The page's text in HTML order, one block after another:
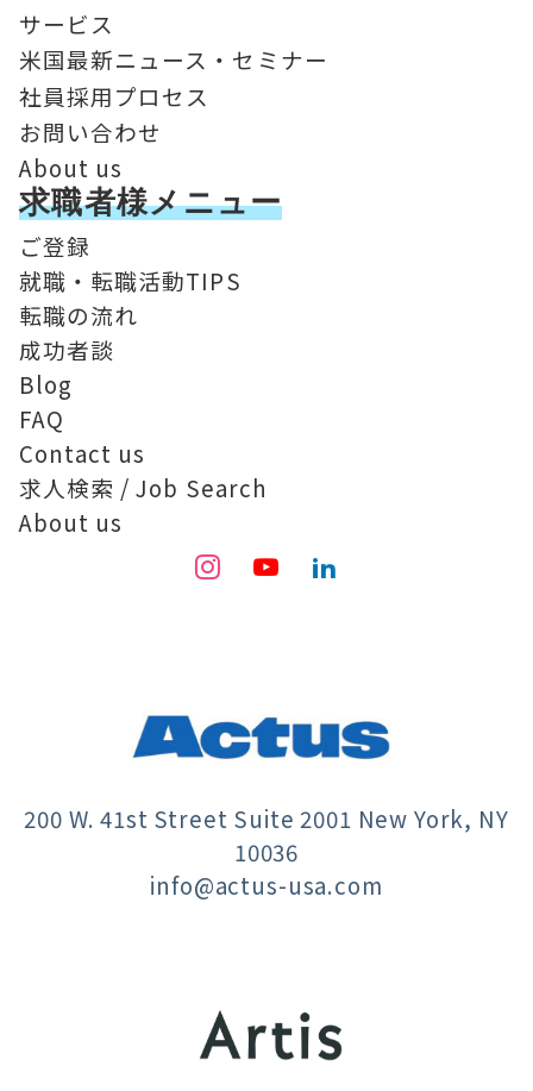
サービス
米国最新ニュース・セミナー
社員採用プロセス
お問い合わせ
About us
求職者様メニュー
ご登録
就職・転職活動TIPS
転職の流れ
成功者談
Blog
FAQ
Contact us
求人検索 / Job Search
About us
200 W. 41st Street Suite 2001 New York, NY
10036
info@actus-usa.com